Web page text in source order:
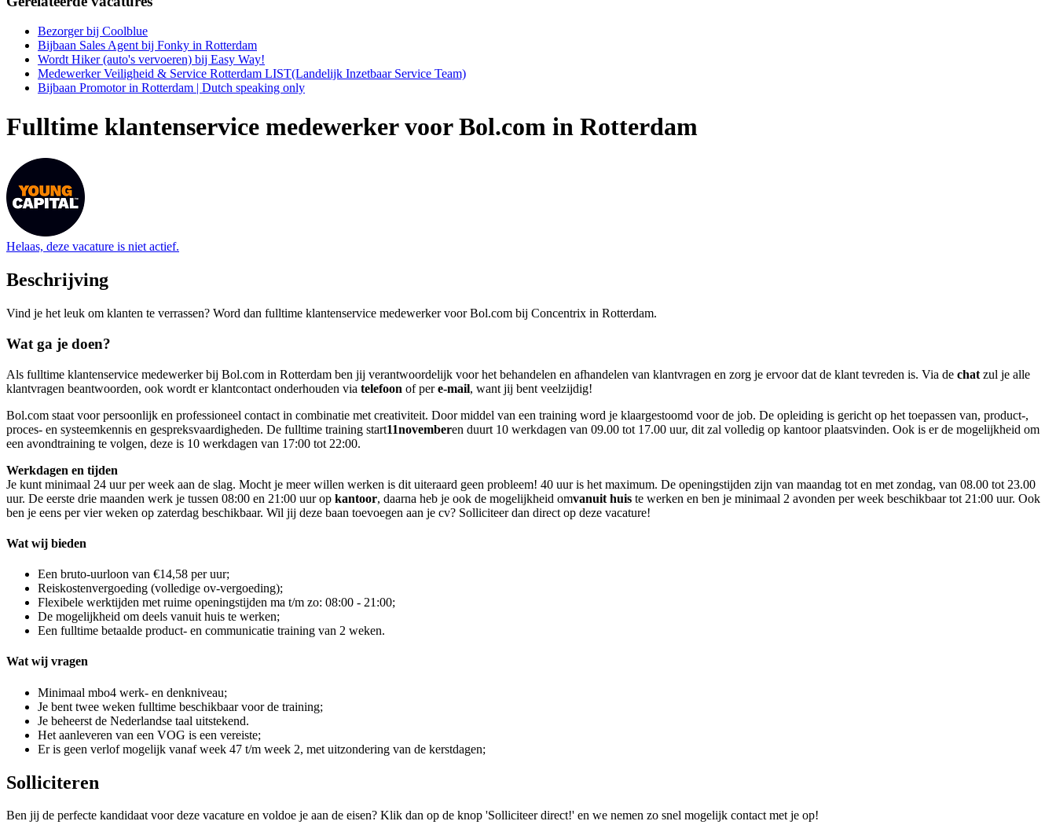
Bezorger bij Coolblue
Bijbaan Sales Agent bij Fonky in Rotterdam
Wordt Hiker (auto's vervoeren) bij Easy Way!
Medewerker Veiligheid & Service Rotterdam LIST(Landelijk Inzetbaar Service Team)
Bijbaan Promotor in Rotterdam | Dutch speaking only
Fulltime klantenservice medewerker voor Bol.com in Rotterdam
Helaas, deze vacature is niet actief.
Beschrijving
Vind je het leuk om klanten te verrassen? Word dan fulltime klantenservice medewerker voor Bol.com bij Concentrix in Rotterdam.
Wat ga je doen?
Als fulltime klantenservice medewerker bij Bol.com in Rotterdam ben jij verantwoordelijk voor het behandelen en afhandelen van klantvragen en zorg je ervoor dat de klant tevreden is. Via de chat zul je alle
klantvragen beantwoorden, ook wordt er klantcontact onderhouden via telefoon of pere-mail, want jij bent veelzijdig!
Bol.com staat voor persoonlijk en professioneel contact in combinatie met creativiteit. Door middel van een training word je klaargestoomd voor de job. De opleiding is gericht op het toepassen van, product-,
proces- en systeemkennis en gespreksvaardigheden. De fulltime training start11novemberen duurt 10 werkdagen van 09.00 tot 17.00 uur, dit zal volledig op kantoor plaatsvinden. Ook is er de mogelijkheid om
een avondtraining te volgen, deze is 10 werkdagen van 17:00 tot 22:00.
Werkdagen en tijden
Je kunt minimaal 24 uur per week aan de slag. Mocht je meer willen werken is dit uiteraard geen probleem! 40 uur is het maximum. De openingstijden zijn van maandag tot en met zondag, van 08.00 tot 23.00
uur. De eerste drie maanden werk je tussen 08:00 en 21:00 uur op kantoor, daarna heb je ook de mogelijkheid omvanuit huis te werken en ben je minimaal 2 avonden per week beschikbaar tot 21:00 uur. Ook
ben je eens per vier weken op zaterdag beschikbaar. Wil jij deze baan toevoegen aan je cv? Solliciteer dan direct op deze vacature!
Wat wij bieden
Een bruto-uurloon van €14,58 per uur;
Reiskostenvergoeding (volledige ov-vergoeding);
Flexibele werktijden met ruime openingstijden ma t/m zo: 08:00 - 21:00;
De mogelijkheid om deels vanuit huis te werken;
Een fulltime betaalde product- en communicatie training van 2 weken.
Wat wij vragen
Minimaal mbo4 werk- en denkniveau;
Je bent twee weken fulltime beschikbaar voor de training;
Je beheerst de Nederlandse taal uitstekend.
Het aanleveren van een VOG is een vereiste;
Er is geen verlof mogelijk vanaf week 47 t/m week 2, met uitzondering van de kerstdagen;
Solliciteren
Ben jij de perfecte kandidaat voor deze vacature en voldoe je aan de eisen? Klik dan op de knop 'Solliciteer direct!' en we nemen zo snel mogelijk contact met je op!